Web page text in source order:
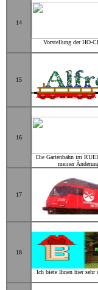
14
Vorstellung der HO-
15
16
Die Gartenbahn im
meiner
17
18
Ich biete Ihnen hier